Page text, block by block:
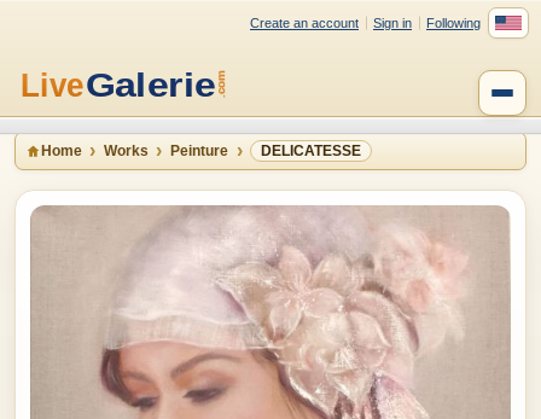
Create an account Sign in Following
Home Works Peinture DELICATESSE